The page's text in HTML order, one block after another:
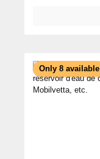
Only 8 available